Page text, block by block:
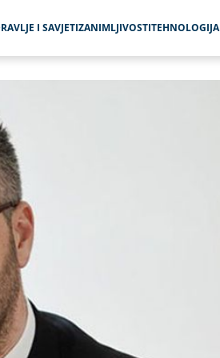
I SAVJETIZANIMLJIVOSTITEHNOLOGIJA